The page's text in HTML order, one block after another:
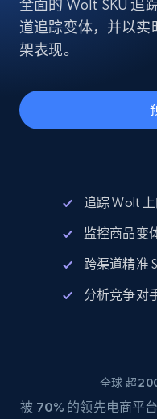
全面的 Wolt SKU 追
道追踪变体，并以
架表现。
追踪 Wolt 上
监控商品变
跨渠道精准
分析竞争对
全球 超
被 70% 的领先电商平